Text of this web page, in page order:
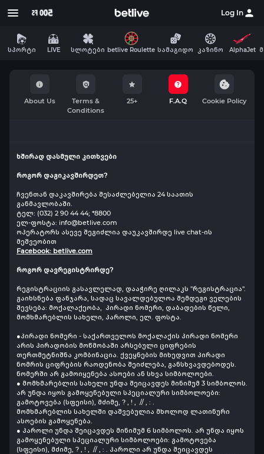
Log In
სპორტი LIVE სლოტები betlive Roulette სამაგიდო კაზინო AlphaJet
About Us
Terms &
Conditions
25+ F.A.Q Cookie Policy
ხშირად დასმული კითხვები
როგორ დაგიკავშირდეთ?
ჩვენთან დაკავშირება შესაძლებელია 24 საათის
განმავლობაში.
ტელ: (032) 2 90 44 44; *8800
ელ-ფოსტა: info@betlive.com
ოპერატორს ასევე შეგიძლია დაუკავშირდე live chat-ის
მეშვეობით
Facebook: betlive.com
როგორ დავრეგისტრირდე?
რეგისტრაციის გასავლელად, დააჭირე ღილაკს "რეგისტრაცია".
გაიხსნება ფანჯარა, სადაც სავალდებულოა შემდეგი ველების
შევსება: მოქალაქეობა, პირადი ნომერი, დაბადების წელი,
მომხმარებლის სახელი, პაროლი, ელ. ფოსტა.
●პირადი ნომერი - საქართველოს მოქალაქის პირადი ნომერი
არის პირადობის მოწმობაში არსებული ციფრების
თერთმეტნიშნა კომბინაცია. ქვეყნების მიხედვით პირადი
ნომრის ციფრების რაოდენობა შეიძლება, განსხვავდებოდეს.
ნომერში არ გამოიყენება ასოები ან სხვა სიმბოლოები.
● მომხმარებლის სახელი უნდა შეიცავდეს მინიმუმ 3 სიმბოლოს.
არ უნდა იყოს გამოყენებული სპეციალური სიმბოლოები:
გამოტოვება (სფეისი), მძიმე, ? , ! , // , : .
მომხმარებლის სახელში დაშვებულია მხოლოდ ლათინური
ასოების გამოყენება.
● პაროლი უნდა შეიცავდეს მინიმუმ 6 სიმბოლოს. არ უნდა იყოს
გამოყენებული სპეციალური სიმბოლოები: გამოტოვება
(სფეისი), მძიმე, ? , ! , // , : . პაროლი არ უნდა შეიცავდეს